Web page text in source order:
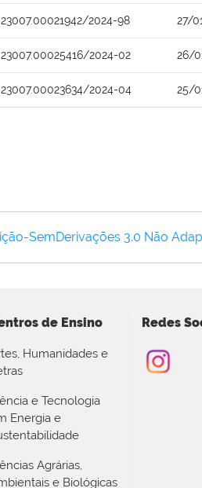
23007.00021942/2024-98 27/
23007.00025416/2024-02 26/
23007.00023634/2024-04 25/
SemDerivações 3.0 Não
de Ensino
Humanidades e
e Tecnologia
Energia e
Agrárias,
e Biológicas
Redes